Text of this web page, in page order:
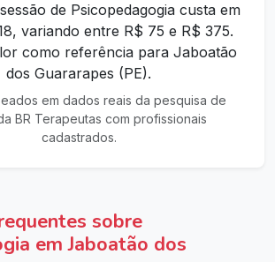
de Psicopedagogia custa em
variando entre R$ 75 e R$ 375.
como referência para Jaboatão
dos Guararapes (PE).
em dados reais da pesquisa de
BR Terapeutas com profissionais
cadastrados.
sobre
em Jaboatão dos